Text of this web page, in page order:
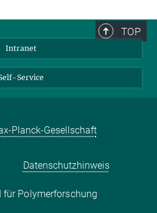
TOP
Intranet
Service
Planck-Gesellschaft
Datenschutzhinweis
für Polymerforschung